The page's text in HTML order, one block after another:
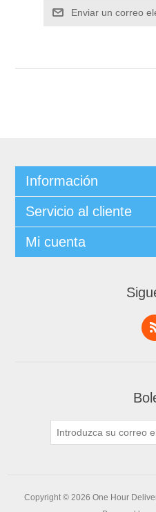
Información
Servicio al cliente
Mi cuenta
Copyright © 2026 One Hour